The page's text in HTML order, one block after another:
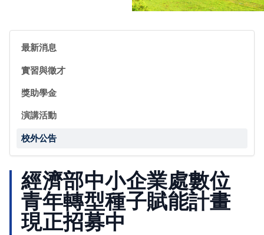
最新消息
實習與徵才
獎助學金
演講活動
校外公告
經濟部中小企業處數位
青年轉型種子賦能計畫
現正招募中